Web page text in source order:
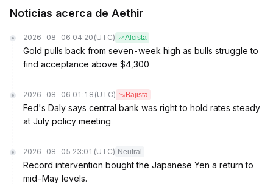
Noticias acerca de Aethir
2026-08-06 04:20 (UTC) Alcista
Gold pulls back from seven-week high as bulls struggle to
find acceptance above $4,300
2026-08-06 01:18 (UTC) Bajista
Fed's Daly says central bank was right to hold rates steady
at July policy meeting
2026-08-05 23:01 (UTC) Neutral
Record intervention bought the Japanese Yen a return to
mid-May levels.